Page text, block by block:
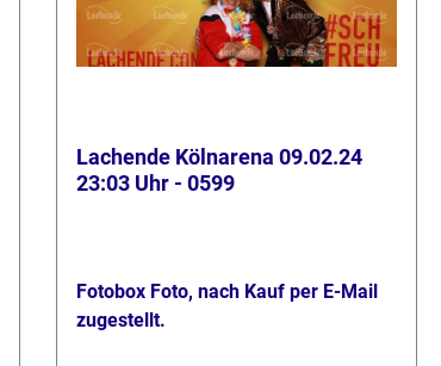
Lachende Kölnarena 09.02.24
23:03 Uhr - 0599
Fotobox Foto, nach Kauf per E-Mail
zugestellt.